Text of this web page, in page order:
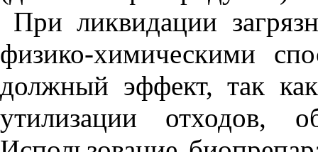
При ликвидации
физико-химическими
должный эффект, так
утилизации отходов,